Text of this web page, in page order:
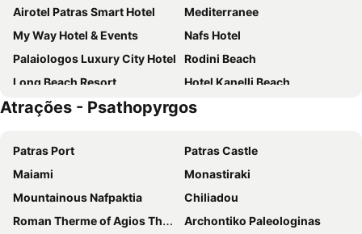
Airotel Patras Smart Hotel
Mediterranee
My Way Hotel & Events
Nafs Hotel
Palaiologos Luxury City Hotel
Rodini Beach
Long Beach Resort
Hotel Kanelli Beach
Melistas Rooms
Flisvos Hotel Nafpaktos
Galaxy City Center Hotel
Byzantino Hotel
The Bold Type Hotel
Castello City
El Greco
Marie Palace
Eramai Patra
Atrações - Psathopyrgos
Patras Port
Patras Castle
Maiami
Monastiraki
Mountainous Nafpaktia
Chiliadou
Roman Therme of Agios Thomas
Archontiko Paleologinas